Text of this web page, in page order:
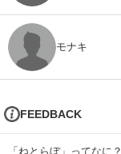
モナキ
FEEDBACK
「ねとらぼ」ってなに？